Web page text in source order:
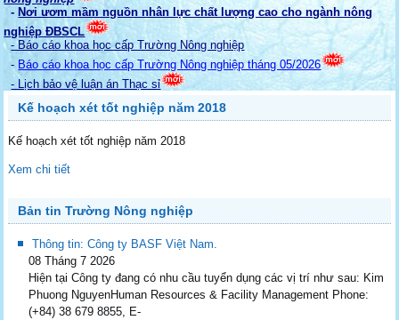
- Nơi ươm mầm nguồn nhân lực chất lượng cao cho ngành nông
nghiệp ĐBSCL
- Báo cáo khoa học cấp Trường Nông nghiệp
- Báo cáo khoa học cấp Trường Nông nghiệp tháng 05/2026
- Lịch bảo vệ luận án Thạc sỉ
Kế hoạch xét tốt nghiệp năm 2018
Kế hoạch xét tốt nghiệp năm 2018
Xem chi tiết
Bản tin Trường Nông nghiệp
Thông tin: Công ty BASF Việt Nam.
08 Tháng 7 2026
Hiện tại Công ty đang có nhu cầu tuyển dụng các vị trí như sau: Kim
Phuong NguyenHuman Resources & Facility Management Phone:
(+84) 38 679 8855, E-